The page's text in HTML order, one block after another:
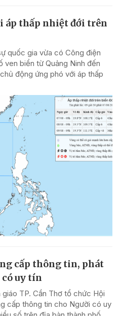
áp thấp nhiệt đới trên
quốc gia vừa có Công điện
ven biển từ Quảng Ninh đến
động ứng phó với áp thấp
cấp thông tin, phát
uy tín
TP. Cần Thơ tổ chức Hội
cấp thông tin cho Người có uy